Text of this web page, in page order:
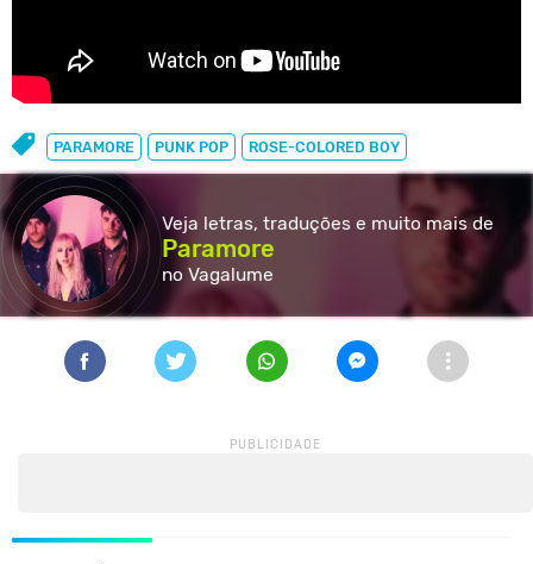
PARAMORE PUNK POP ROSE-COLORED BOY
Veja letras, traduções e muitomais de
Paramore
no Vagalume